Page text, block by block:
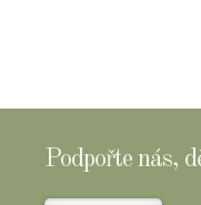
Podpořte nás,